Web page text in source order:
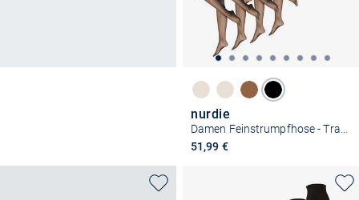
nurdie
Damen Feinstrumpfhose - Transparent 15 DEN
51,99 €